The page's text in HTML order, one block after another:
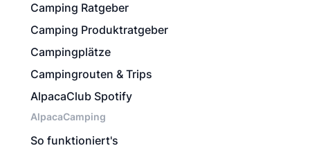
Camping Ratgeber
Camping Produktratgeber
Campingplätze
Campingrouten & Trips
AlpacaClub Spotify
AlpacaCamping
So funktioniert's